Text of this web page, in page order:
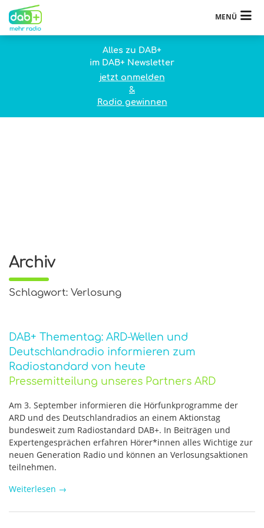
MENÜ
Alles zu DAB+
im DAB+ Newsletter
jetzt anmelden
&
Radio gewinnen
Archiv
Schlagwort: Verlosung
DAB+ Thementag: ARD-Wellen und
Deutschlandradio informieren zum
Radiostandard von heute
Pressemitteilung unseres Partners ARD
Am 3. September informieren die Hörfunkprogramme der
ARD und des Deutschlandradios an einem Aktionstag
bundesweit zum Radiostandard DAB+. In Beiträgen und
Expertengesprächen erfahren Hörer*innen alles Wichtige zur
neuen Generation Radio und können an Verlosungsaktionen
teilnehmen.
Weiterlesen →